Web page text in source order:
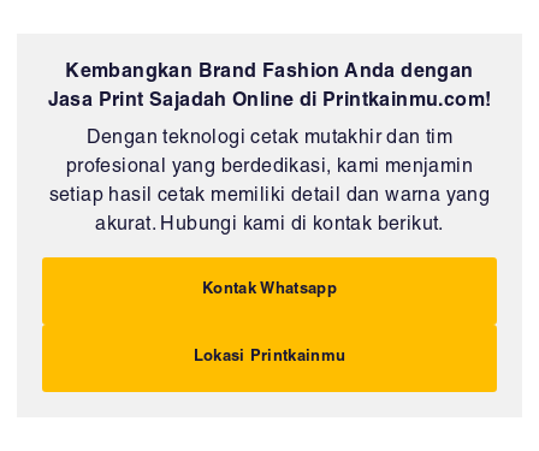
Kembangkan Brand Fashion Anda dengan
Jasa Print Sajadah Online di Printkainmu.com!
Dengan teknologi cetak mutakhir dan tim
profesional yang berdedikasi, kami menjamin
setiap hasil cetak memiliki detail dan warna yang
akurat. Hubungi kami di kontak berikut.
Kontak Whatsapp
Lokasi Printkainmu